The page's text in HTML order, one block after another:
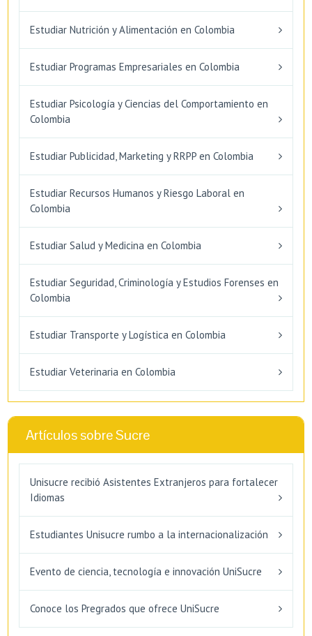
Estudiar Nutrición y Alimentación en Colombia
Estudiar Programas Empresariales en Colombia
Estudiar Psicología y Ciencias del Comportamiento en
Colombia
Estudiar Publicidad, Marketing y RRPP en Colombia
Estudiar Recursos Humanos y Riesgo Laboral en
Colombia
Estudiar Salud y Medicina en Colombia
Estudiar Seguridad, Criminología y Estudios Forenses en
Colombia
Estudiar Transporte y Logística en Colombia
Estudiar Veterinaria en Colombia
Artículos sobre Sucre
Unisucre recibió Asistentes Extranjeros para fortalecer
Idiomas
Estudiantes Unisucre rumbo a la internacionalización
Evento de ciencia, tecnología e innovación UniSucre
Conoce los Pregrados que ofrece UniSucre